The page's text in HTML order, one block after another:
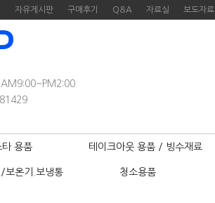
자유게시판 구매후기 Q&A 자료실 보도자료
타 용품 테이크아웃 용품 / 빙수재료
보온기.보냉통 청소용품